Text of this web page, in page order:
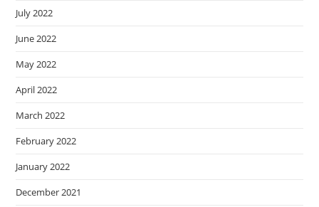
July 2022
June 2022
May 2022
April 2022
March 2022
February 2022
January 2022
December 2021